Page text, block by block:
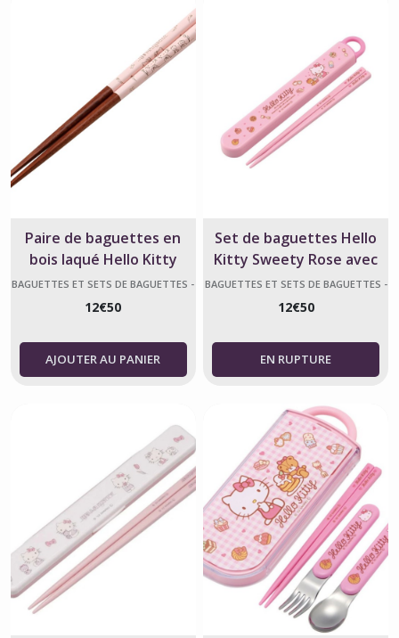
Paire de baguettes en
bois laqué Hello Kitty
Kitty Chan
BAGUETTES ET SETS DE BAGUETTES -
12€50
AJOUTER AU PANIER
Set de baguettes Hello
Kitty Sweety Rose avec
étui – Fabriqué au Japon
BAGUETTES ET SETS DE BAGUETTES -
12€50